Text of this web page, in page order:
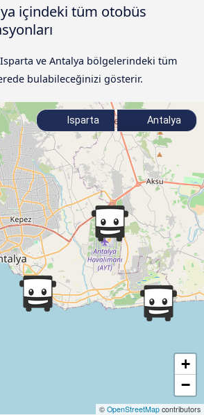
içindeki tüm otobüs
ve Antalya bölgelerindeki tüm
bulabileceğinizi gösterir.
+
−
© OpenStreetMap contributors
Isparta Antalya